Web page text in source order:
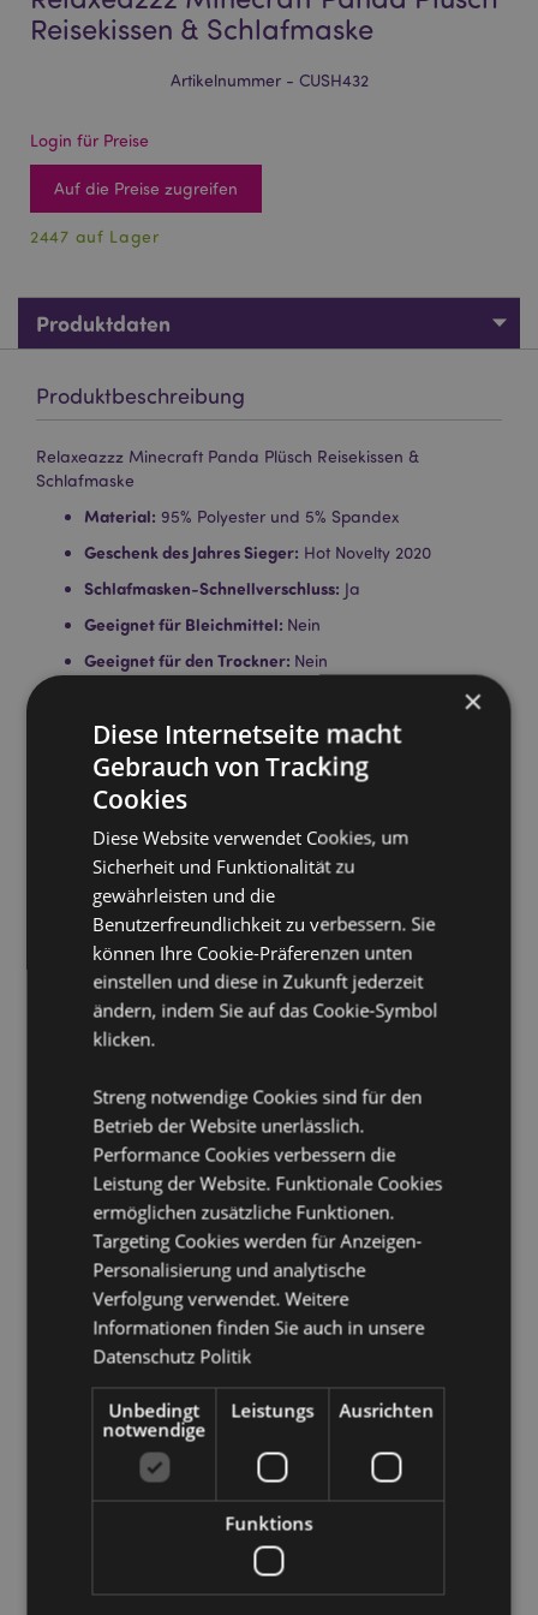
Reisekissen & Schlafmaske
Artikelnummer - CUSH432
Login für Preise
Auf die Preise zugreifen
2447 auf Lager
Produktdaten
Produktbeschreibung
Relaxeazzz Minecraft Panda Plüsch Reisekissen &
Schlafmaske
Material: 95% Polyester und 5% Spandex
Geschenk des Jahres Sieger: Hot Novelty 2020
Schlafmasken-Schnellverschluss: Ja
Geeignet für Bleichmittel: Nein
Geeignet für den Trockner: Nein
Pflegehinweis:Maschinenwäsche bis 30°C
Lizenz-Informationen:Dieses Produkt ist für die unten
aufgeführten Länder vollständig lizenziert. Wenn Sie
Sie bitte nicht, dieses Produkt zu kaufen. Andernfalls
wird es aus Ihrer Bestellung entfernt. Für weitere
Informationen wenden Sie sich bitte an unseren
Kundenservice.
Lizenzierte Gebiete:Åland-Inseln, Albanien,
Österreich, Azoren (Portugal), Balearen (Spanien),
Belgien, Bermuda, Bosnien und Herzegowina,
Bulgarien, Kanarische Inseln (Spanien), Ceuta und
Melilla, Korsika (Frankreich), Kroatien, Zypern,
Guayana, Deutschland, Gibraltar, Griechenland,
Guadeloupe, Guernsey (Kanalinseln), Heiliger Stuhl
(Vatikanstadt), Ungarn, Island, Irland, Isle of Man
(Vereinigtes Königreich), Italien (Festland), Jersey
(Kanalinseln), Kuwait, Lettland, Liechtenstein, Litauen,
Luxemburg, Nordmazedonien, Madeira (Portugal),
Malta, Martinique, Mayotte, Monaco, Montenegro,
Niederlande, Norwegen, Polen, Portugal (Festland),
Réunion, Rumänien, Saint-Martin (französischer Teil),
San Marino, Saudi-Arabien, Serbien, Sizilien (Italien),
Slowakei, Slowenien, Spanien (Festland), Schweden,
Schweiz, Ukraine, Vereinigte Arabische Emirate,
Vereinigtes Königreich (Festland), Vereinigtes
Königreich (Nordirland, Highlands und Inseln)
Produkttressourcen:
Möchten Sie mehr über den Einkauf bei Puckator
Dann lesen Sie unseren
Kundeninformationen.
×
Diese Internetseite macht
Gebrauch von Tracking
Cookies
Diese Website verwendet Cookies, um
Sicherheit und Funktionalität zu
gewährleisten und die
Benutzerfreundlichkeit zu verbessern. Sie
können Ihre Cookie-Präferenzen unten
einstellen und diese in Zukunft jederzeit
ändern, indem Sie auf das Cookie-Symbol
klicken.
Streng notwendige Cookies sind für den
Betrieb der Website unerlässlich.
Performance Cookies verbessern die
Leistung der Website. Funktionale Cookies
ermöglichen zusätzliche Funktionen.
Targeting Cookies werden für Anzeigen-
Personalisierung und analytische
Verfolgung verwendet. Weitere
Informationen finden Sie auch in unsere
Datenschutz Politik
Unbedingt
notwendige
Leistungs Ausrichten
Funktions